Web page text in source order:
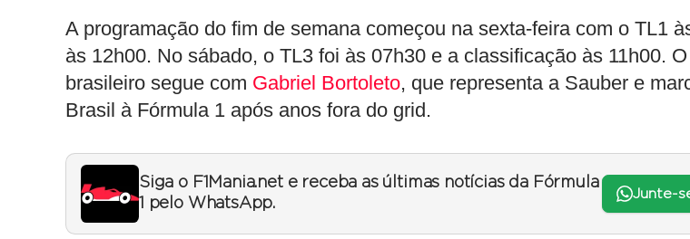
A programação do fim de semana começou na sexta-feira com o TL1
às 12h00. No sábado, o TL3 foi às 07h30 e a classificação às 11h00.
brasileiro segue com Gabriel Bortoleto, que representa a Sauber e
Brasil à Fórmula 1 após anos fora do grid.
Siga o F1Mania.net e receba as últimas notícias da Fórmula
1 pelo WhatsApp.
Junte-